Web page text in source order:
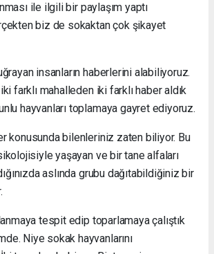
ile ilgili bir paylaşım yaptı
biz de sokaktan çok şikayet
insanların haberlerini alabiliyoruz.
farklı mahalleden iki farklı haber aldık
hayvanları toplamaya gayret ediyoruz.
konusunda bilenleriniz zaten biliyor. Bu
yaşayan ve bir tane alfaları
aslında grubu dağıtabildiğiniz bir
tespit edip toparlamaya çalıştık
Niye sokak hayvanlarını